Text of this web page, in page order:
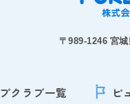
〒989-1246 宮
クラブ一覧 ピ